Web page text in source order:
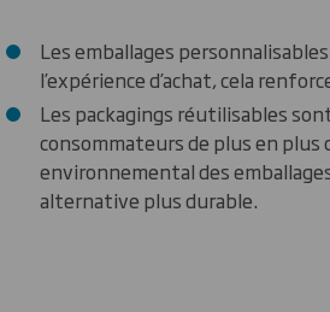
Les emballages
l’expérience d’achat, cela
Les packagings réutilisables
consommateurs de plus en plus
environnemental des
alternative plus durable.